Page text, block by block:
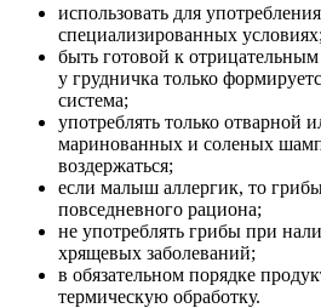
использовать для
специализированных условиях;
быть готовой к
у грудничка только
система;
употреблять только отварной
маринованных и соленых
воздержаться;
если малыш аллергик, то
повседневного рациона;
не употреблять грибы при
хрящевых заболеваний;
в обязательном порядке
термическую обработку.